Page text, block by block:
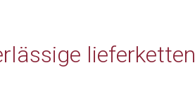
lieferketten